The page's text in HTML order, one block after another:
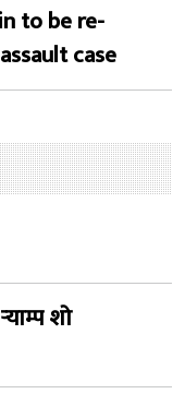
to be re-
case
शो